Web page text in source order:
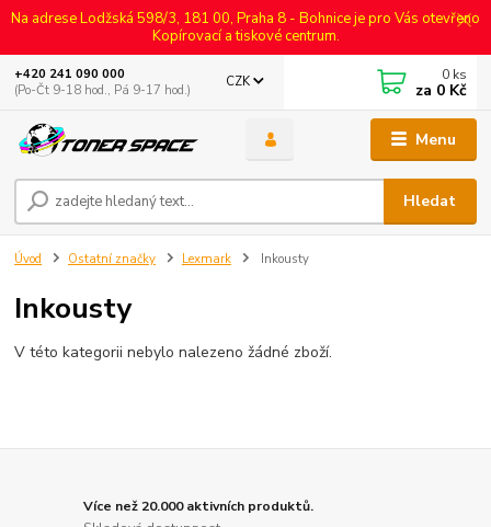
Na adrese Lodžská 598/3, 181 00, Praha 8 - Bohnice je pro Vás otevřeno
Kopírovací a tiskové centrum.
Menu
CZK
Hledat
+420 241 090 000
(Po-Čt 9-18 hod., Pá 9-17 hod.)
0 ks
za 0 Kč
Úvod Ostatní značky Lexmark Inkousty
Inkousty
V této kategorii nebylo nalezeno žádné zboží.
Více než 20.000 aktivních produktů.